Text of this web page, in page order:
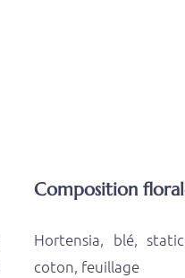
Composition
Hortensia, blé,
coton, feuillage